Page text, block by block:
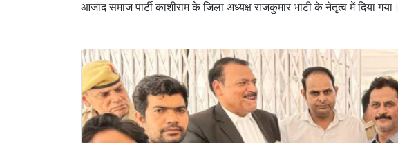
आजाद समाज पार्टी काशीराम के जिला अध्यक्ष राजकुमार भाटी के नेतृत्व में दिया गया।